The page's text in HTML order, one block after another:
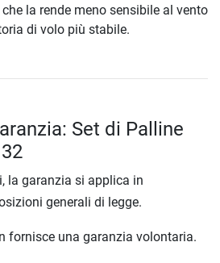
che la rende meno sensibile al vento
di volo più stabile.
Set di Palline
la garanzia si applica in
generali di legge.
fornisce una garanzia volontaria.